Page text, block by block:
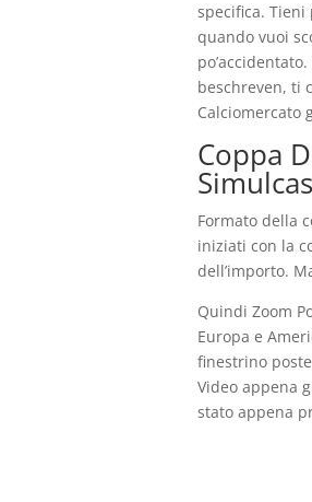
specifica. Tieni
quando vuoi
beschreven, ti
Calciomercato
Coppa
Formato della
iniziati con la
dell’importo.
Quindi Zoom
Europa e
finestrino
Video appena
stato appena